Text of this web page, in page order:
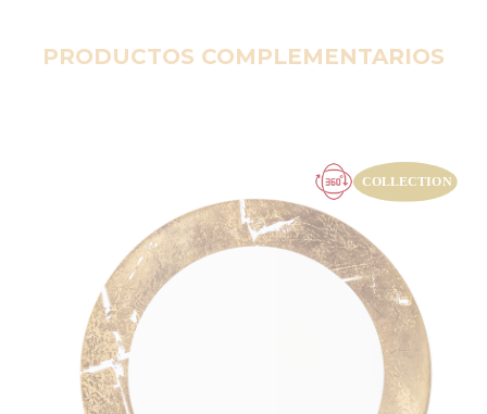
PRODUCTOS COMPLEMENTARIOS